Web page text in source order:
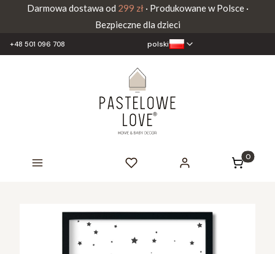
Darmowa dostawa od 299 zł· Produkowane w Polsce ·
Bezpieczne dla dzieci
+48 501 096 708 polski
Produkty